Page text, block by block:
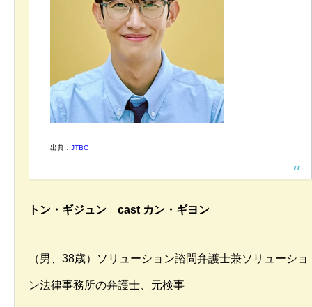
出典： JTBC
トン・ギジュン cast カン・ギヨン
（男、38歳）ソリューション諮問弁護士兼ソリューショ
ン法律事務所の弁護士、元検事